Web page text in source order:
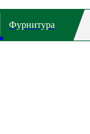
Фурнитура